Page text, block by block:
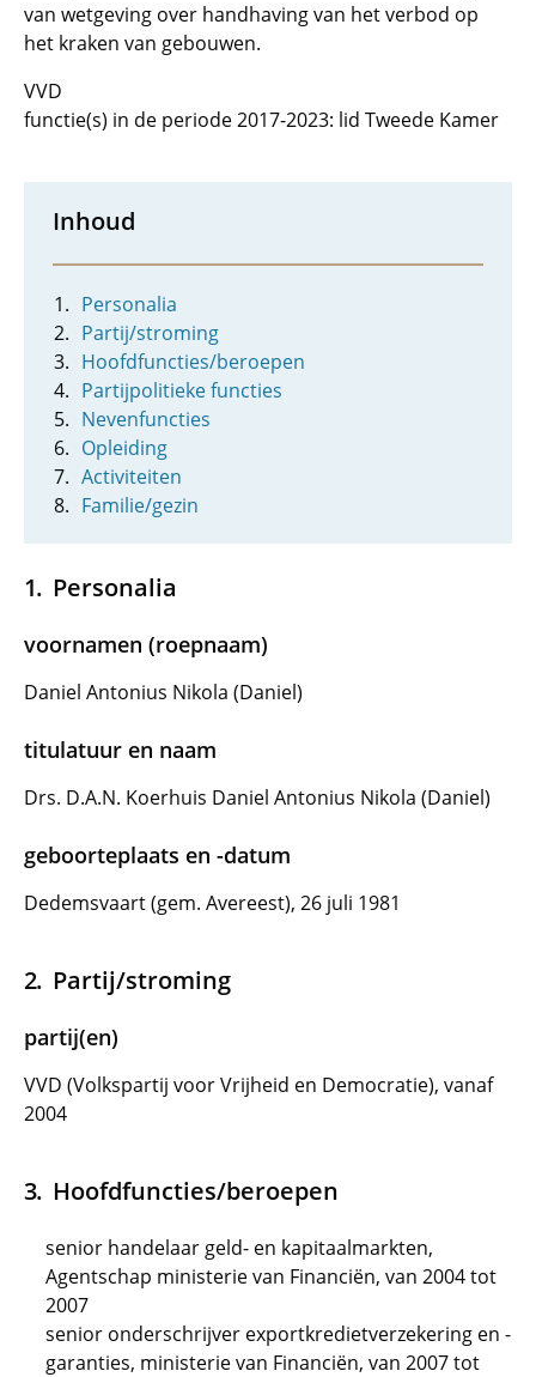
van wetgeving over handhaving van het verbod op
het kraken van gebouwen.
VVD
functie(s) in de periode 2017-2023: lid Tweede Kamer
Inhoud
Personalia
Partij/stroming
Hoofdfuncties/beroepen
Partijpolitieke functies
Nevenfuncties
Opleiding
Activiteiten
Familie/gezin
Personalia
voornamen (roepnaam)
Daniel Antonius Nikola (Daniel)
titulatuur en naam
Drs. D.A.N. Koerhuis Daniel Antonius Nikola (Daniel)
geboorteplaats en -datum
Dedemsvaart (gem. Avereest), 26 juli 1981
Partij/stroming
partij(en)
VVD (Volkspartij voor Vrijheid en Democratie), vanaf
2004
Hoofdfuncties/beroepen
senior handelaar geld- en kapitaalmarkten,
Agentschap ministerie van Financiën, van 2004 tot
2007
senior onderschrijver exportkredietverzekering en -
garanties, ministerie van Financiën, van 2007 tot